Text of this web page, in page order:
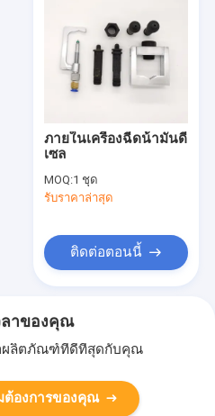
ภายในเครื่องฉีดน้ํามันดี
เซล
MOQ:1 ชุด
รับราคาล่าสุด
ติดต่อตอนนี้
ลาของคุณ
ผลิตภัณฑ์ที่ดีที่สุดกับคุณ
ต้องการของคุณ